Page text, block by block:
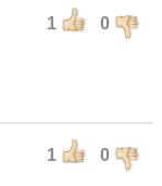
1 0
1 0